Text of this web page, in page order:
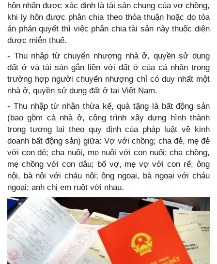
hôn nhân được xác định là tài sản chung của vợ chồng,
khi ly hôn được phân chia theo thỏa thuận hoặc do tòa
án phán quyết thì việc phân chia tài sản này thuộc diện
được miễn thuế.
- Thu nhập từ chuyển nhượng nhà ở, quyền sử dụng
đất ở và tài sản gắn liền với đất ở của cá nhân trong
trường hợp người chuyển nhượng chỉ có duy nhất một
nhà ở, quyền sử dụng đất ở tại Việt Nam.
- Thu nhập từ nhận thừa kế, quà tặng là bất động sản
(bao gồm cả nhà ở, công trình xây dựng hình thành
trong tương lai theo quy định của pháp luật về kinh
doanh bất động sản) giữa: Vợ với chồng; cha đẻ, mẹ đẻ
với con đẻ; cha nuôi, mẹ nuôi với con nuôi; cha chồng,
mẹ chồng với con dâu; bố vợ, mẹ vợ với con rể; ông
nội, bà nội với cháu nội; ông ngoại, bà ngoại với cháu
ngoại; anh chị em ruột với nhau.